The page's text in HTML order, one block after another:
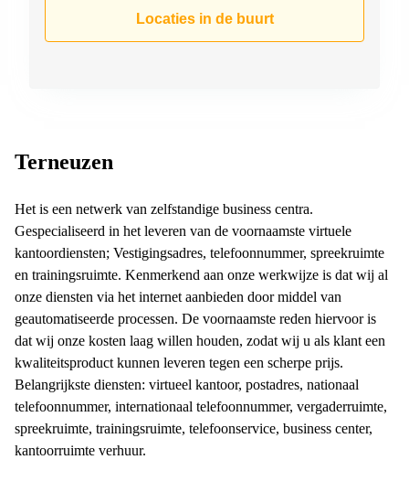
Kantoorruimte
Coworking
space
Haarlem
Kantoor
Huren
in
Hengelo
Bedrijfsruimte
Huren in
Nijmegen
Locaties in de buurt
Terneuzen
Het is een netwerk van zelfstandige business centra.
Gespecialiseerd in het leveren van de voornaamste virtuele
kantoordiensten; Vestigingsadres, telefoonnummer, spreekruimte
en trainingsruimte. Kenmerkend aan onze werkwijze is dat wij al
onze diensten via het internet aanbieden door middel van
geautomatiseerde processen. De voornaamste reden hiervoor is
dat wij onze kosten laag willen houden, zodat wij u als klant een
kwaliteitsproduct kunnen leveren tegen een scherpe prijs.
Belangrijkste diensten: virtueel kantoor, postadres, nationaal
telefoonnummer, internationaal telefoonnummer, vergaderruimte,
spreekruimte, trainingsruimte, telefoonservice, business center,
kantoorruimte verhuur.